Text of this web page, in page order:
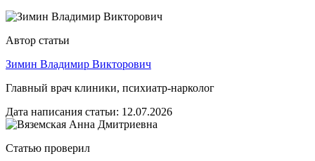
Автор статьи
Зимин Владимир Викторович
Главный врач клиники, психиатр-нарколог
Дата написания статьи: 12.07.2026
Статью проверил